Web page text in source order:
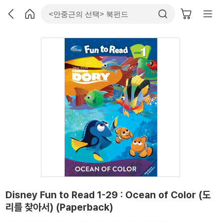
Disney Fun to Read 1-29 : Ocean of Color (도
리를 찾아서) (Paperback)